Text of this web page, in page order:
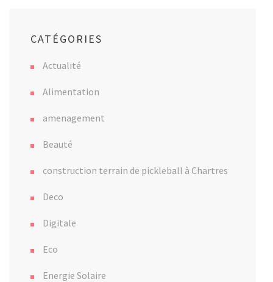
CATÉGORIES
Actualité
Alimentation
amenagement
Beauté
construction terrain de pickleball à Chartres
Deco
Digitale
Eco
Energie Solaire